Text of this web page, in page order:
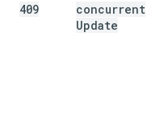
409
concurrent
Update